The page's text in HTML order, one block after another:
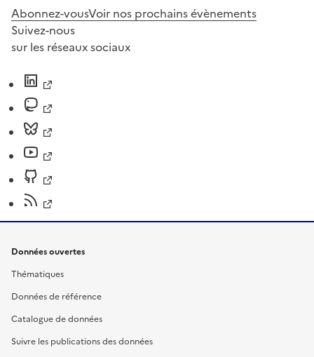
Abonnez-vousVoir nos prochains évènements
Suivez-nous
sur les réseaux sociaux
Données ouvertes
Thématiques
Données de référence
Catalogue de données
Suivre les publications des données